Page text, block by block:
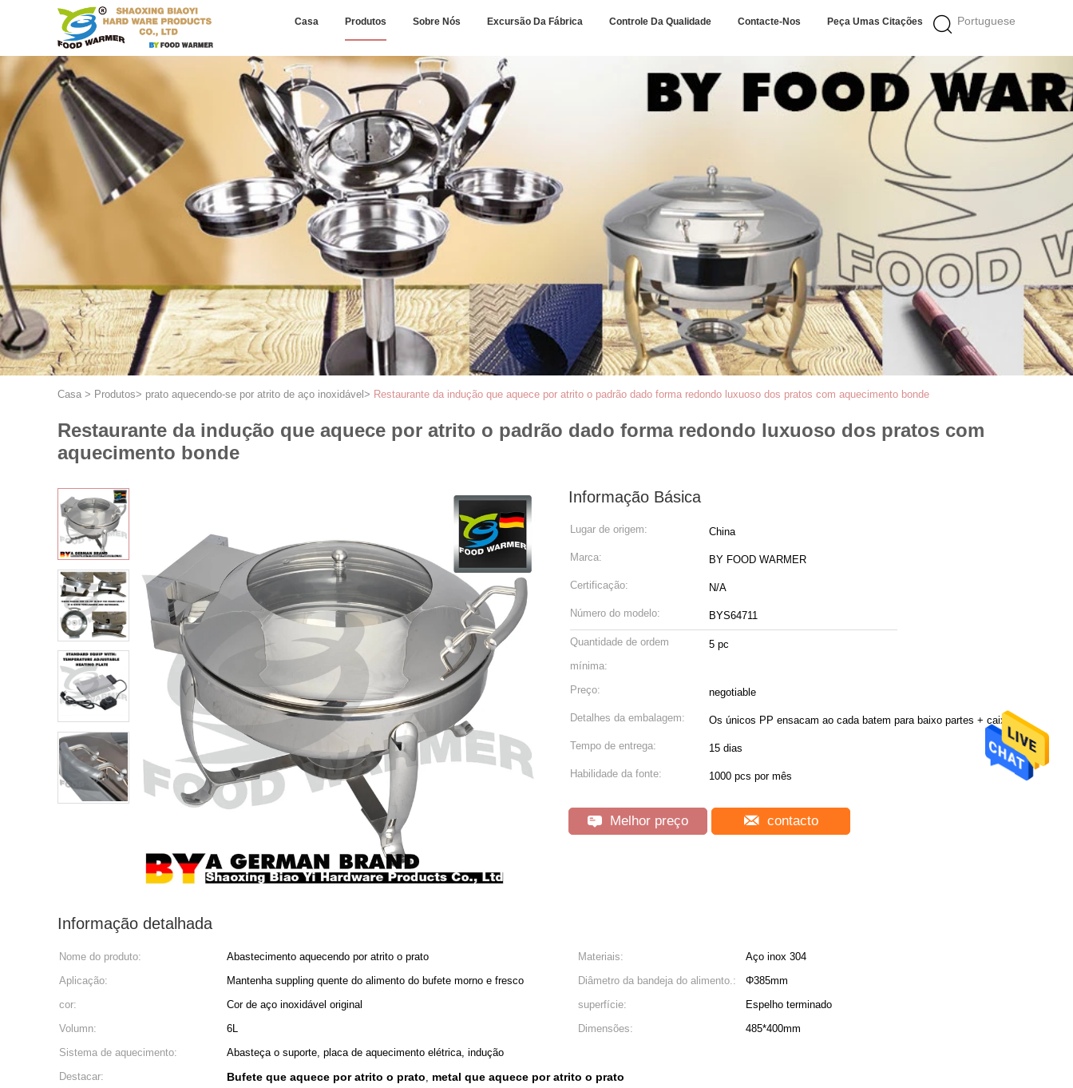
Portuguese
Casa Produtos Sobre Nós Excursão Da Fábrica Controle Da Qualidade Contacte-Nos Peça Umas Citações
Casa > Produtos> prato aquecendo-se por atrito de aço inoxidável > Restaurante da indução que aquece por atrito o padrão dado forma redondo luxuoso dos pratos com aquecimento bonde
Restaurante da indução que aquece por atrito o padrão dado forma redondo luxuoso dos pratos com
aquecimento bonde
Informação Básica
Lugar de origem: China
Marca: BY FOOD WARMER
Certificação: N/A
Número do modelo: BYS64711
Quantidade de ordem
mínima:
5 pc
Preço: negotiable
Detalhes da embalagem: Os únicos PP ensacam ao cada batem para baixo partes + caixa
Tempo de entrega: 15 dias
Habilidade da fonte: 1000 pcs por mês
Melhor preço contacto
Informação detalhada
Nome do produto: Abastecimento aquecendo por atrito o prato Materiais:
Aço inox 304
Aplicação:
Mantenha suppling quente do alimento do bufete morno e fresco Diâmetro da bandeja do alimento.:
Φ385mm
cor:
Cor de aço inoxidável original superfície:
Espelho terminado
Volumn:
6L Dimensões:
485*400mm
Sistema de aquecimento:
Abasteça o suporte, placa de aquecimento elétrica, indução
Destacar:
Bufete que aquece por atrito o prato, metal que aquece por atrito o prato